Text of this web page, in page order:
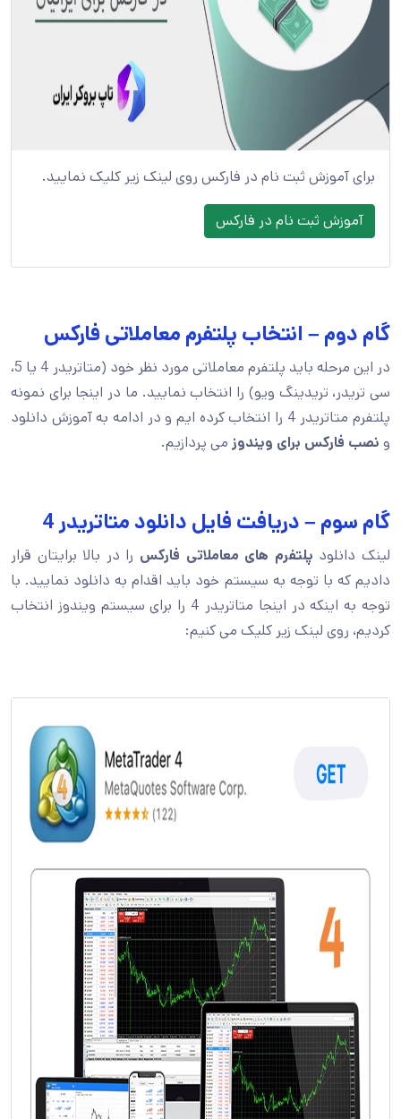
برای آموزش ثبت نام در فارکس روی لینک زیر کلیک نمایید.
آموزش ثبت نام در فارکس
گام دوم – انتخاب پلتفرم معاملاتی فارکس
در این مرحله باید پلتفرم معاملاتی مورد نظر خود (متاتریدر 4 یا 5،
سی تریدر، تریدینگ ویو) را انتخاب نمایید. ما در اینجا برای نمونه
پلتفرم متاتریدر 4 را انتخاب کرده ایم و در ادامه به آموزش دانلود
و نصب فارکس برای ویندوز می پردازیم.
گام سوم – دریافت فایل دانلود متاتریدر 4
لینک دانلود پلتفرم های معاملاتی فارکس را در بالا برایتان قرار
دادیم که با توجه به سیستم خود باید اقدام به دانلود نمایید. با
توجه به اینکه در اینجا متاتریدر 4 را برای سیستم ویندوز انتخاب
کردیم، روی لینک زیر کلیک می کنیم: